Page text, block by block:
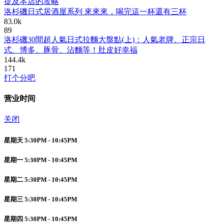
洛杉磯日式居酒屋系列 來來來，喝完這一杯還有三杯
83.0k
89
洛杉磯30間超人氣日式拉麵大盤點(上)：人氣老牌、正宗日
式、博多、豚骨、沾麵等！肚皮好幸福
144.4k
171
打个分吧
营业时间
关闭
星期天 5:30PM - 10:45PM
星期一 5:30PM - 10:45PM
星期二 5:30PM - 10:45PM
星期三 5:30PM - 10:45PM
星期四 5:30PM - 10:45PM